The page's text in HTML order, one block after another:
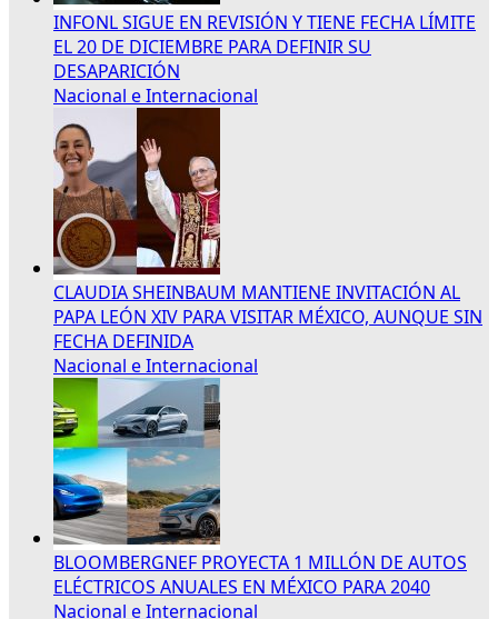
INFONL SIGUE EN REVISIÓN Y TIENE FECHA LÍMITE
EL 20 DE DICIEMBRE PARA DEFINIR SU
DESAPARICIÓN
Nacional e Internacional
CLAUDIA SHEINBAUM MANTIENE INVITACIÓN AL
PAPA LEÓN XIV PARA VISITAR MÉXICO, AUNQUE SIN
FECHA DEFINIDA
Nacional e Internacional
BLOOMBERGNEF PROYECTA 1 MILLÓN DE AUTOS
ELÉCTRICOS ANUALES EN MÉXICO PARA 2040
Nacional e Internacional